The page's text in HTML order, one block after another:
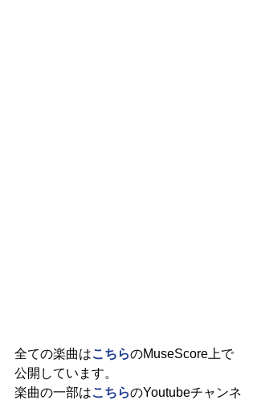
全ての楽曲はこちらのMuseScore上で
公開しています。
楽曲の一部はこちらのYoutubeチャンネ